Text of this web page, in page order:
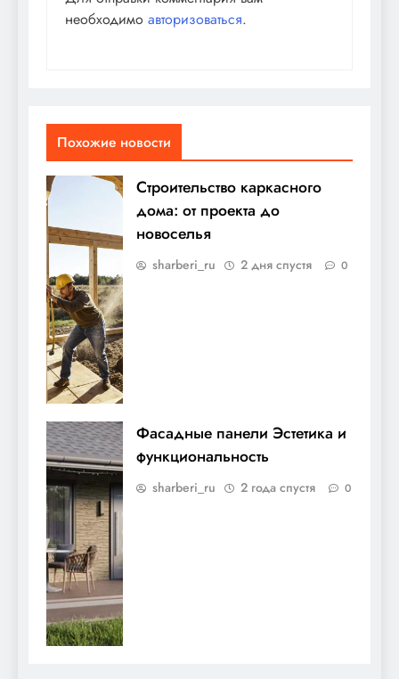
необходимо авторизоваться.
Похожие новости
Строительство каркасного
дома: от проекта до
новоселья
sharberi_ru 2 дня спустя 0
Фасадные панели Эстетика и
функциональность
sharberi_ru 2 года спустя 0